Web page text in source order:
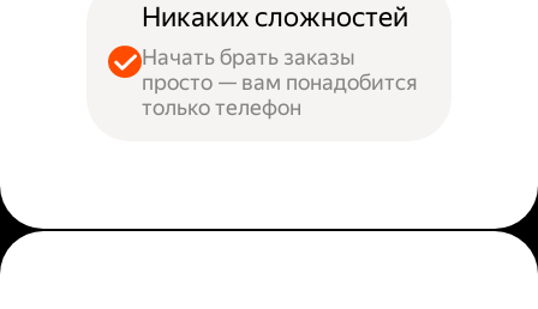
Никаких сложностей
Начать брать заказы
просто — вам понадобится
только телефон